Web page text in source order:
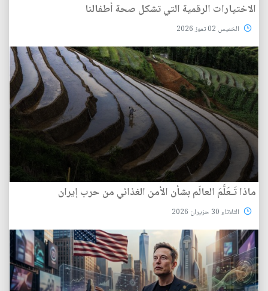
الاختيارات الرقمية التي تشكل صحة أطفالنا
الخميس 02 تموز 2026
ماذا تَـعَلَّمَ العالَم بشأن الأمن الغذائي من حرب إيران
الثلاثاء 30 حزيران 2026